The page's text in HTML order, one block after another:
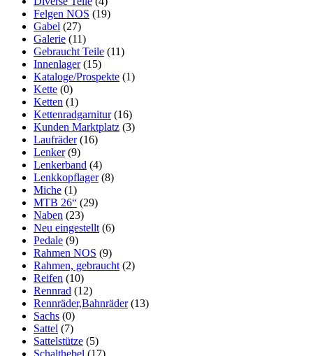
Felgen NOS (19)
Gabel (27)
Galerie (11)
Gebraucht Teile (11)
Innenlager (15)
Kataloge/Prospekte (1)
Kette (0)
Ketten (1)
Kettenradgarnitur (16)
Kunden Marktplatz (3)
Laufräder (16)
Lenker (9)
Lenkerband (4)
Lenkkopflager (8)
Miche (1)
MTB 26“ (29)
Naben (23)
Neu eingestellt (6)
Pedale (9)
Rahmen NOS (9)
Rahmen, gebraucht (2)
Reifen (10)
Rennrad (12)
Rennräder,Bahnräder (13)
Sachs (0)
Sattel (7)
Sattelstütze (5)
Schalthebel (17)